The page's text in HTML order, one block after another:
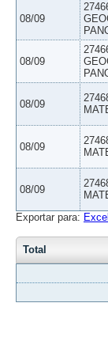
08/09
08/09
08/09
08/09
08/09
Exportar para: Excel
Total